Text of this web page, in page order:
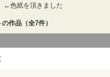
紙を頂きました
作品（全7件）